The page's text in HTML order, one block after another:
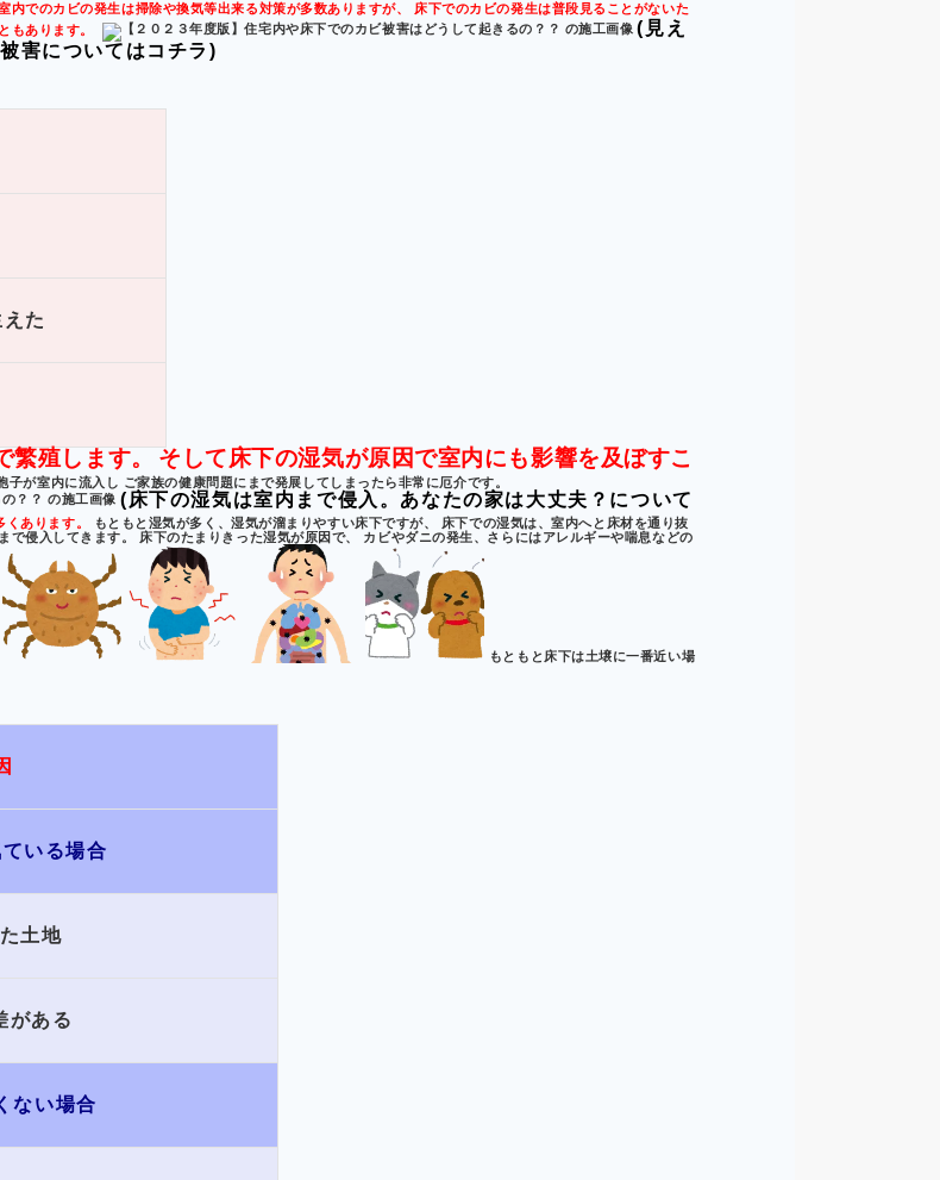
内でのカビの発生は掃除や換気等出来る対策が多数ありますが、
床下でのカビの発生は普段見ることがないた
もあります。
(見え
害についてはコチラ)
た
繁殖します。
そして床下の湿気が原因で室内にも影響を及ぼすこ
が室内に流入し ご家族の健康問題にまで発展してしまったら非常に厄介です。
(床下の湿気は室内まで侵入。あなたの家は大丈夫？について
あります。
もともと湿気が多く、湿気が溜まりやすい床下ですが、 床下での湿気は、室内へと床材を通り抜
で侵入してきます。 床下のたまりきった湿気が原因で、 カビやダニの発生、さらにはアレルギーや喘息などの
もともと床下は土壌に一番近い場
いる場合
土地
がある
ない場合